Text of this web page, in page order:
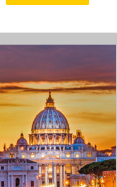
> Obtenez 10 contrats
> Vos crédits sont
Seuls 5 Pros en concurrence par
de devis sans limitation